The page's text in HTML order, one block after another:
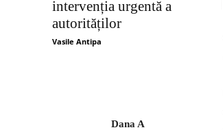
intervenția urgentă a
autorităților
Vasile Antipa
Dana A